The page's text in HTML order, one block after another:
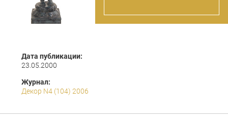
Дата публикации:
23.05.2000
Журнал:
Декор N4 (104) 2006